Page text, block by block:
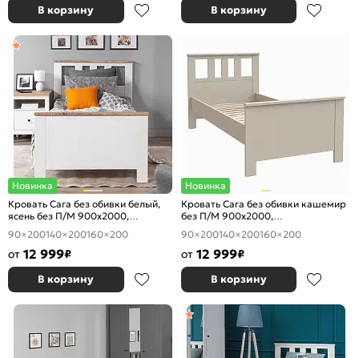
В корзину В корзину
Новинка
Кровать Сага без обивки белый,
ясень без П/М 900x2000,
ортопедическое основание,
изголовье жесткое
90×200140×200160×200
от 12 999₽
В корзину
Новинка
Кровать Сага без обивки кашемир
без П/М 900x2000,
ортопедическое основание,
изголовье жесткое
90×200140×200160×200
от 12 999₽
В корзину